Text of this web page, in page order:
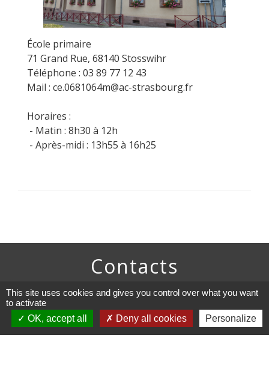
École primaire
71 Grand Rue, 68140 Stosswihr
Téléphone : 03 89 77 12 43
Mail : ce.0681064m@ac-strasbourg.fr
Horaires :
- Matin : 8h30 à 12h
- Après-midi : 13h55 à 16h25
Contacts
Commune de Stosswihr
52 Grand'rue
68140 Stosswihr - FRANCE
This site uses cookies and gives you control over what you want
to activate
OK, accept all
Deny all cookies Personalize